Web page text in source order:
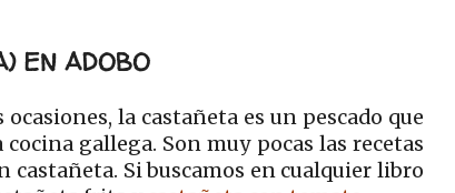
EN ADOBO
la castañeta es un pescado que
gallega. Son muy pocas las recetas
castañeta. Si buscamos en cualquier libro